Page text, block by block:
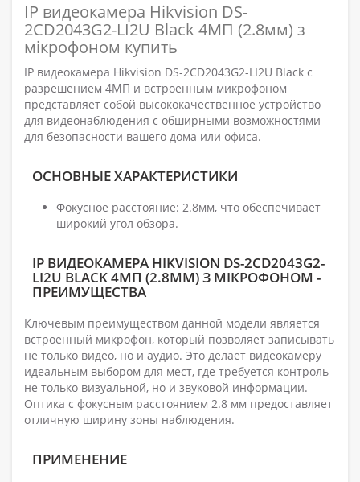
IP видеокамера Hikvision DS-
2CD2043G2-LI2U Black 4МП (2.8мм) з
мікрофоном купить
IP видеокамера Hikvision DS-2CD2043G2-LI2U Black с
разрешением 4МП и встроенным микрофоном
представляет собой высококачественное устройство
для видеонаблюдения с обширными возможностями
для безопасности вашего дома или офиса.
ОСНОВНЫЕ ХАРАКТЕРИСТИКИ
Фокусное расстояние: 2.8мм, что обеспечивает
широкий угол обзора.
IP ВИДЕОКАМЕРА HIKVISION DS-2CD2043G2-
LI2U BLACK 4МП (2.8ММ) З МІКРОФОНОМ -
ПРЕИМУЩЕСТВА
Ключевым преимуществом данной модели является
встроенный микрофон, который позволяет записывать
не только видео, но и аудио. Это делает видеокамеру
идеальным выбором для мест, где требуется контроль
не только визуальной, но и звуковой информации.
Оптика с фокусным расстоянием 2.8 мм предоставляет
отличную ширину зоны наблюдения.
ПРИМЕНЕНИЕ